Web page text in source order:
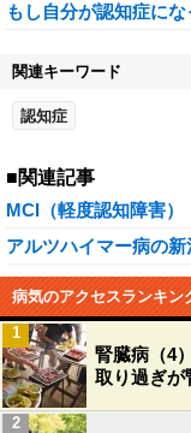
もし自分が認知症に
関連キーワード
認知症
■関連記事
MCI（軽度認知障害）
アルツハイマー病の
病気のアクセスランキン
腎臓病（4
取り過ぎが
1
2